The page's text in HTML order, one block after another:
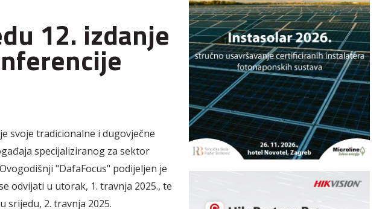
12. izdanje
svoje tradicionalne i dugovječne
specijaliziranog za sektor
"DafaFocus" podijeljen je
odvijati u utorak, 1. travnja 2025., te
srijedu, 2. travnja 2025.